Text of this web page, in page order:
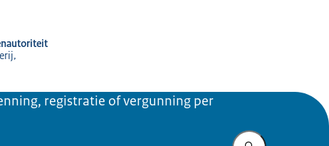
registratie of vergunning per